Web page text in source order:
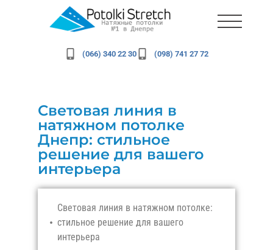
(066) 340 22 30 (098) 741 27 72
Световая линия в
натяжном потолке
Днепр: стильное
решение для вашего
интерьера
Световая линия в натяжном потолке:
стильное решение для вашего
интерьера